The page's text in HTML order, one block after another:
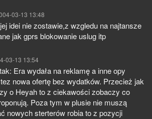
03-13 13:48
idei nie zostawie,z wzgledu na najtansze
jak gprs blokowanie uslug itp
03-13 13:54
Era wydała na reklamę a inne opy
nowa ofertę bez wydatków. Przecież jak
o Heyah to z ciekawości zobaczy co
Poza tym w plusie nie muszą
nowych sterterów robia to z pozycji